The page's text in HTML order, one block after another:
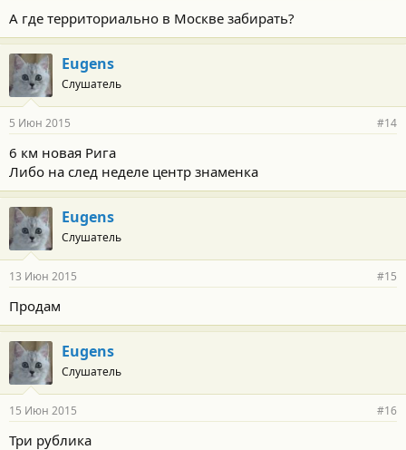
А где территориально в Москве забирать?
Eugens
Слушатель
5 Июн 2015 #14
6 км новая Рига
Либо на след неделе центр знаменка
Eugens
Слушатель
13 Июн 2015 #15
Продам
Eugens
Слушатель
15 Июн 2015 #16
Три рублика